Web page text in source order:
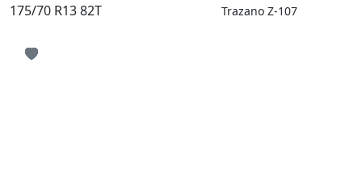
175/70 R13 82T Trazano Z-107